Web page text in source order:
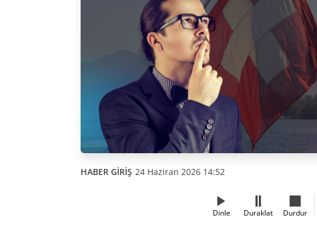
HABER GİRİŞ 24 Haziran 2026 14:52
Dinle Duraklat Durdur